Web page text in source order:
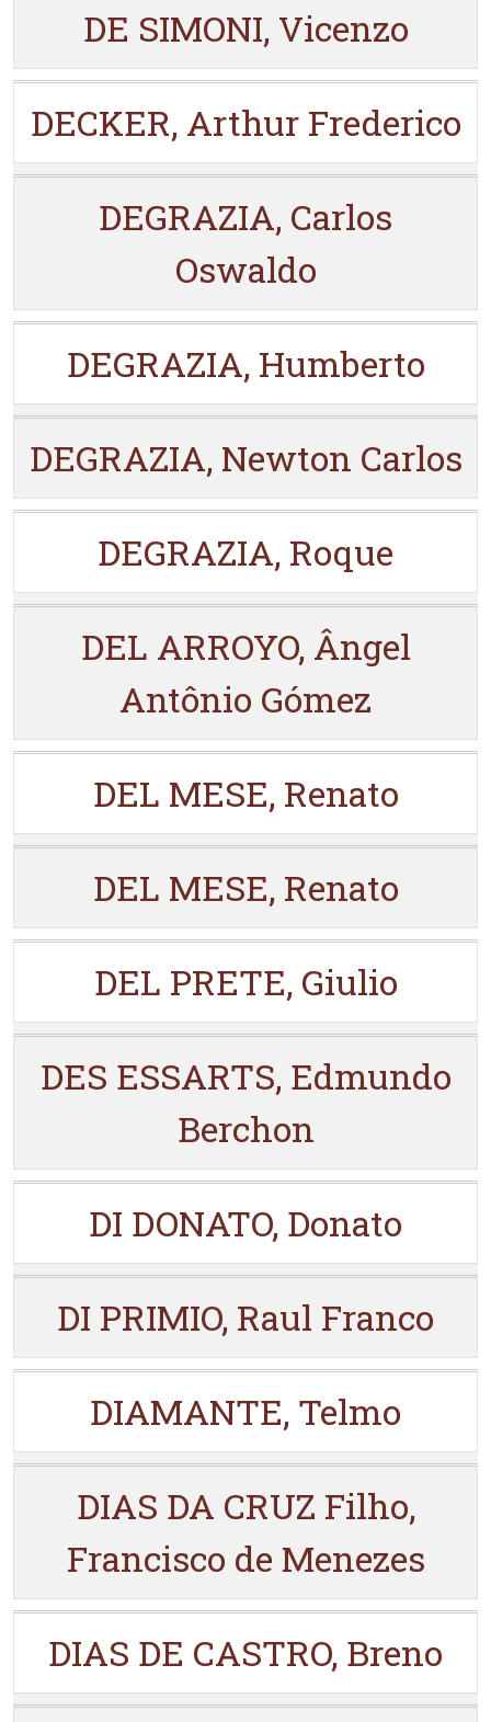
DE SIMONI, Vicenzo
DECKER, Arthur Frederico
DEGRAZIA, Carlos
Oswaldo
DEGRAZIA, Humberto
DEGRAZIA, Newton Carlos
DEGRAZIA, Roque
DEL ARROYO, Ângel
Antônio Gómez
DEL MESE, Renato
DEL MESE, Renato
DEL PRETE, Giulio
DES ESSARTS, Edmundo
Berchon
DI DONATO, Donato
DI PRIMIO, Raul Franco
DIAMANTE, Telmo
DIAS DA CRUZ Filho,
Francisco de Menezes
DIAS DE CASTRO, Breno